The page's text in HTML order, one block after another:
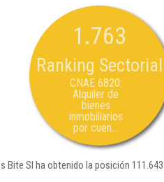
1.763
Ranking Sectorial
CNAE 6820:
Alquiler de
bienes
inmobiliarios
por cuen...
Bite Sl ha obtenido la posición